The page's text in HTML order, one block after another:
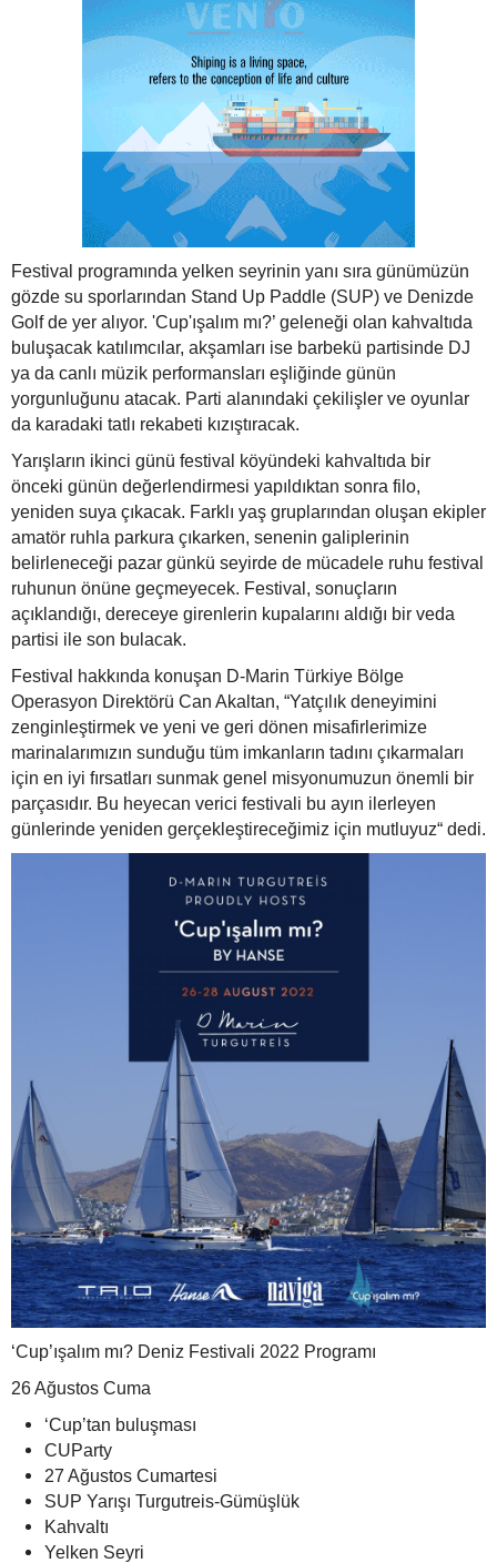
Festival programında yelken seyrinin yanı sıra günümüzün
gözde su sporlarından Stand Up Paddle (SUP) ve Denizde
Golf de yer alıyor. 'Cup'ışalım mı?’ geleneği olan kahvaltıda
buluşacak katılımcılar, akşamları ise barbekü partisinde DJ
ya da canlı müzik performansları eşliğinde günün
yorgunluğunu atacak. Parti alanındaki çekilişler ve oyunlar
da karadaki tatlı rekabeti kızıştıracak.
Yarışların ikinci günü festival köyündeki kahvaltıda bir
önceki günün değerlendirmesi yapıldıktan sonra filo,
yeniden suya çıkacak. Farklı yaş gruplarından oluşan ekipler
amatör ruhla parkura çıkarken, senenin galiplerinin
belirleneceği pazar günkü seyirde de mücadele ruhu festival
ruhunun önüne geçmeyecek. Festival, sonuçların
açıklandığı, dereceye girenlerin kupalarını aldığı bir veda
partisi ile son bulacak.
Festival hakkında konuşan D-Marin Türkiye Bölge
Operasyon Direktörü Can Akaltan, “Yatçılık deneyimini
zenginleştirmek ve yeni ve geri dönen misafirlerimize
marinalarımızın sunduğu tüm imkanların tadını çıkarmaları
için en iyi fırsatları sunmak genel misyonumuzun önemli bir
parçasıdır. Bu heyecan verici festivali bu ayın ilerleyen
günlerinde yeniden gerçekleştireceğimiz için mutluyuz“ dedi.
‘Cup’ışalım mı? Deniz Festivali 2022 Programı
26 Ağustos Cuma
‘Cup’tan buluşması
CUParty
27 Ağustos Cumartesi
SUP Yarışı Turgutreis-Gümüşlük
Kahvaltı
Yelken Seyri